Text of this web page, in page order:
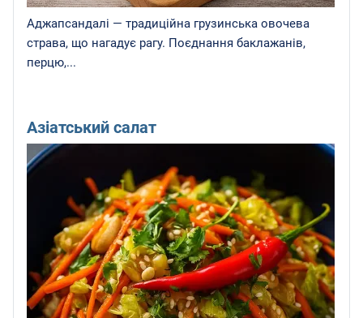
Аджапсандалі — традиційна грузинська овочева
страва, що нагадує рагу. Поєднання баклажанів,
перцю,...
Азіатський салат